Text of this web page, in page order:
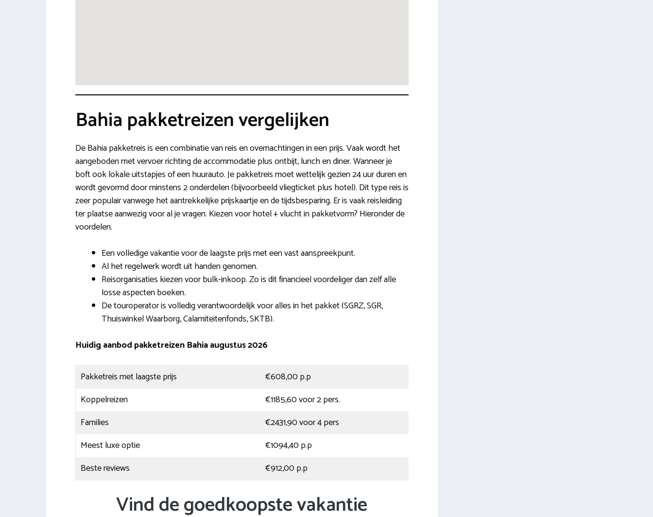
Bahia pakketreizen vergelijken
De Bahia pakketreis is een combinatie van reis en overnachtingen in een prijs. Vaak wordt het
aangeboden met vervoer richting de accommodatie plus ontbijt, lunch en diner. Wanneer je
boft ook lokale uitstapjes of een huurauto. Je pakketreis moet wettelijk gezien 24 uur duren en
wordt gevormd door minstens 2 onderdelen (bijvoorbeeld vliegticket plus hotel). Dit type reis is
zeer populair vanwege het aantrekkelijke prijskaartje en de tijdsbesparing. Er is vaak reisleiding
ter plaatse aanwezig voor al je vragen. Kiezen voor hotel + vlucht in pakketvorm? Hieronder de
voordelen.
Een volledige vakantie voor de laagste prijs met een vast aanspreekpunt.
Al het regelwerk wordt uit handen genomen.
Reisorganisaties kiezen voor bulk-inkoop. Zo is dit financieel voordeliger dan zelf alle
losse aspecten boeken.
De touroperator is volledig verantwoordelijk voor alles in het pakket (SGRZ, SGR,
Thuiswinkel Waarborg, Calamiteitenfonds, SKTB).
Huidig aanbod pakketreizen Bahia augustus 2026
Pakketreis met laagste prijs
€608,00 p.p
Koppelreizen
€1185,60 voor 2 pers.
Families
€2431,90 voor 4 pers
Meest luxe optie
€1094,40 p.p
Beste reviews
€912,00 p.p
Vind de goedkoopste vakantie